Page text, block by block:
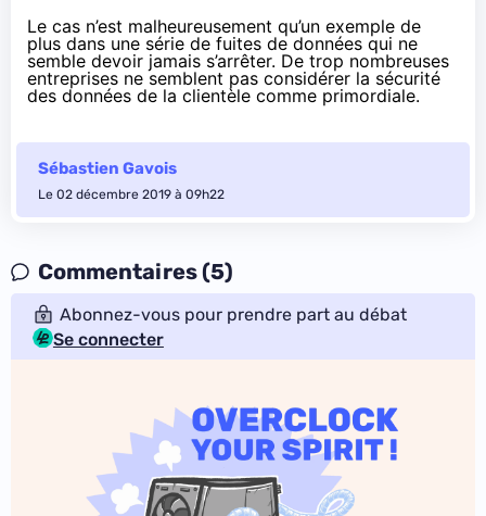
Le cas n’est malheureusement qu’un exemple de
plus dans une série de fuites de données qui ne
semble devoir jamais s’arrêter. De trop nombreuses
entreprises ne semblent pas considérer la sécurité
des données de la clientèle comme primordiale.
Sébastien Gavois
Le 02 décembre 2019 à 09h22
Commentaires (5)
Abonnez-vous pour prendre part au débat
Se connecter